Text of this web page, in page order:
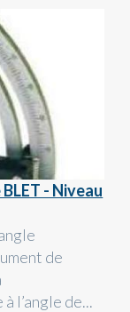
- Niveau
de
l’angle de...